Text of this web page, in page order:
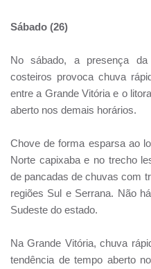
Sábado (26)
No sábado, a presença
costeiros provoca chuva
entre a Grande Vitória e o
aberto nos demais horários.
Chove de forma esparsa ao
Norte capixaba e no trecho
de pancadas de chuvas com
regiões Sul e Serrana. Não
Sudeste do estado.
Na Grande Vitória, chuva
tendência de tempo aberto